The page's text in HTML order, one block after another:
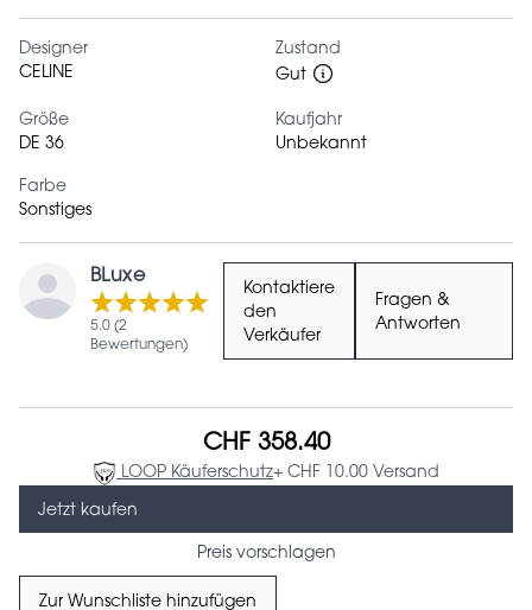
Designer
CELINE
Zustand
Gut
Größe
DE 36
Kaufjahr
Unbekannt
Farbe
Sonstiges
BLuxe
5.0 (2
Bewertungen)
Kontaktiere
den
Verkäufer
Fragen &
Antworten
CHF 358.40
LOOP Käuferschutz+ CHF 10.00 Versand
Jetzt kaufen
Preis vorschlagen
Zur Wunschliste hinzufügen